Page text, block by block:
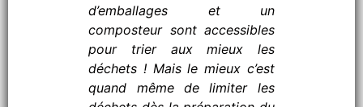
d’emballages et un
composteur sont accessibles
pour trier aux mieux les
déchets ! Mais le mieux c’est
quand même de limiter les